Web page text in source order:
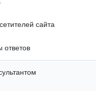
сайта